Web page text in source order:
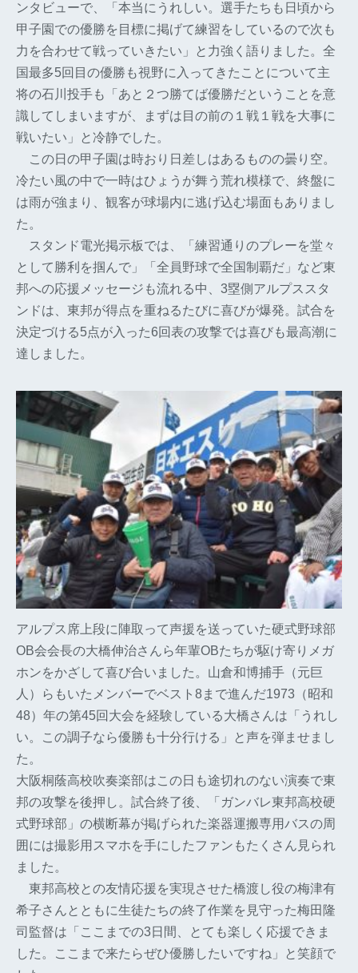
ンタビューで、「本当にうれしい。選手たちも日頃から
甲子園での優勝を目標に掲げて練習をしているので次も
力を合わせて戦っていきたい」と力強く語りました。全
国最多5回目の優勝も視野に入ってきたことについて主
将の石川投手も「あと２つ勝てば優勝だということを意
識してしまいますが、まずは目の前の１戦１戦を大事に
戦いたい」と冷静でした。
この日の甲子園は時おり日差しはあるものの曇り空。
冷たい風の中で一時はひょうが舞う荒れ模様で、終盤に
は雨が強まり、観客が球場内に逃げ込む場面もありまし
た。
スタンド電光掲示板では、「練習通りのプレーを堂々
として勝利を掴んで」「全員野球で全国制覇だ」など東
邦への応援メッセージも流れる中、3塁側アルプススタ
ンドは、東邦が得点を重ねるたびに喜びが爆発。試合を
決定づける5点が入った6回表の攻撃では喜びも最高潮に
達しました。
アルプス席上段に陣取って声援を送っていた硬式野球部
OB会会長の大橋伸治さんら年輩OBたちが駆け寄りメガ
ホンをかざして喜び合いました。山倉和博捕手（元巨
人）らもいたメンバーでベスト8まで進んだ1973（昭和
48）年の第45回大会を経験している大橋さんは「うれし
い。この調子なら優勝も十分行ける」と声を弾ませまし
た。
大阪桐蔭高校吹奏楽部はこの日も途切れのない演奏で東
邦の攻撃を後押し。試合終了後、「ガンバレ東邦高校硬
式野球部」の横断幕が掲げられた楽器運搬専用バスの周
囲には撮影用スマホを手にしたファンもたくさん見られ
ました。
東邦高校との友情応援を実現させた橋渡し役の梅津有
希子さんとともに生徒たちの終了作業を見守った梅田隆
司監督は「ここまでの3日間、とても楽しく応援できま
した。ここまで来たらぜひ優勝したいですね」と笑顔で